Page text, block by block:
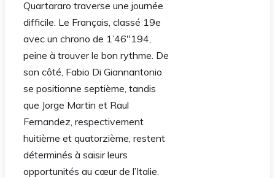
Quartararo traverse une journée
difficile. Le Français, classé 19e
avec un chrono de 1’46″194,
peine à trouver le bon rythme. De
son côté, Fabio Di Giannantonio
se positionne septième, tandis
que Jorge Martin et Raul
Fernandez, respectivement
huitième et quatorzième, restent
déterminés à saisir leurs
opportunités au cœur de l’Italie.